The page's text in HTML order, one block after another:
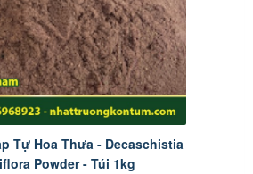
Tự Hoa Thưa - Decaschistia
Powder - Túi 1kg